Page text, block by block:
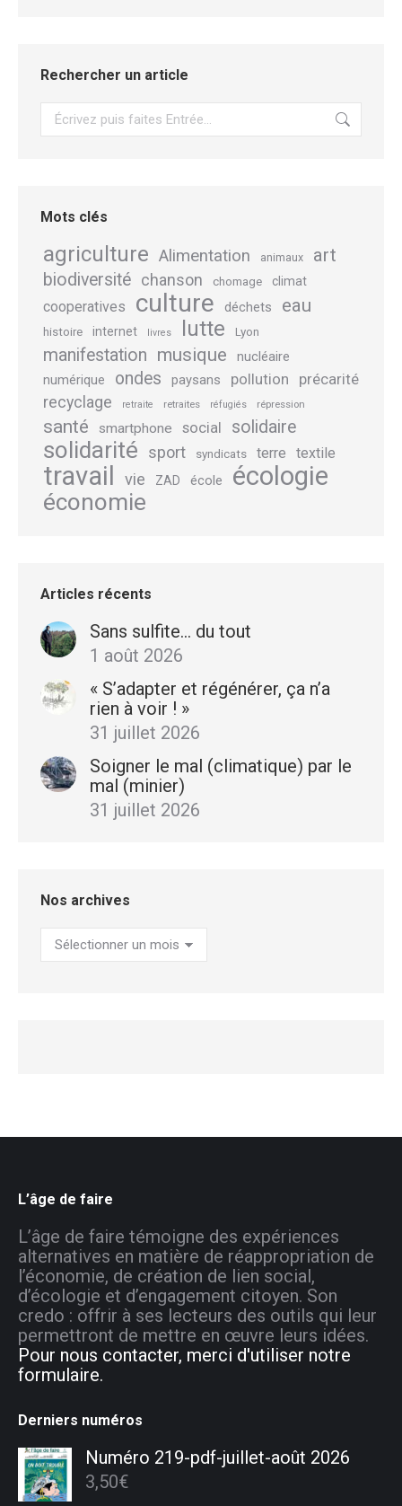
Rechercher un article
Recherche
Mots clés
agriculture Alimentation animaux art
biodiversité chanson chomage climat
cooperatives culture déchets eau
histoire internet livres lutte Lyon
manifestation musique
nucléaire
numérique
ondes paysans pollution précarité
recyclage retraite retraites réfugiés répression
santé smartphone social solidaire
solidarité sport syndicats terre textile
travail vie ZAD école écologie
économie
Articles récents
Sans sulfite… du tout
1 août 2026
« S’adapter et régénérer, ça n’a
rien à voir ! »
31 juillet 2026
Soigner le mal (climatique) par le
mal (minier)
31 juillet 2026
Nos archives
Nos
archives
L’âge de faire
L’âge de faire témoigne des expériences
alternatives en matière de réappropriation de
l’économie, de création de lien social,
d’écologie et d’engagement citoyen. Son
credo : offrir à ses lecteurs des outils qui leur
permettront de mettre en œuvre leurs idées.
Pour nous contacter, merci d'utiliser notre
formulaire.
Derniers numéros
Numéro 219-pdf-juillet-août 2026
3,50€